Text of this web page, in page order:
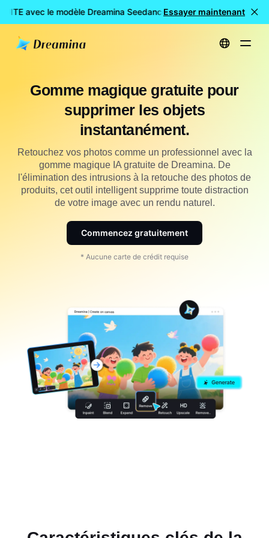
avec le modèle Dreamina Seedance 2.0 Création de
Essayer maintenant
Accueil
Gomme magique gratuite pour
supprimer les objets
instantanément.
Retouchez vos photos comme un professionnel avec la
gomme magique IA gratuite de Dreamina. De
l'élimination des intrusions à la retouche des photos de
produits, cet outil intelligent supprime toute distraction
de votre image avec un rendu naturel.
Commencez gratuitement
* Aucune carte de crédit requise